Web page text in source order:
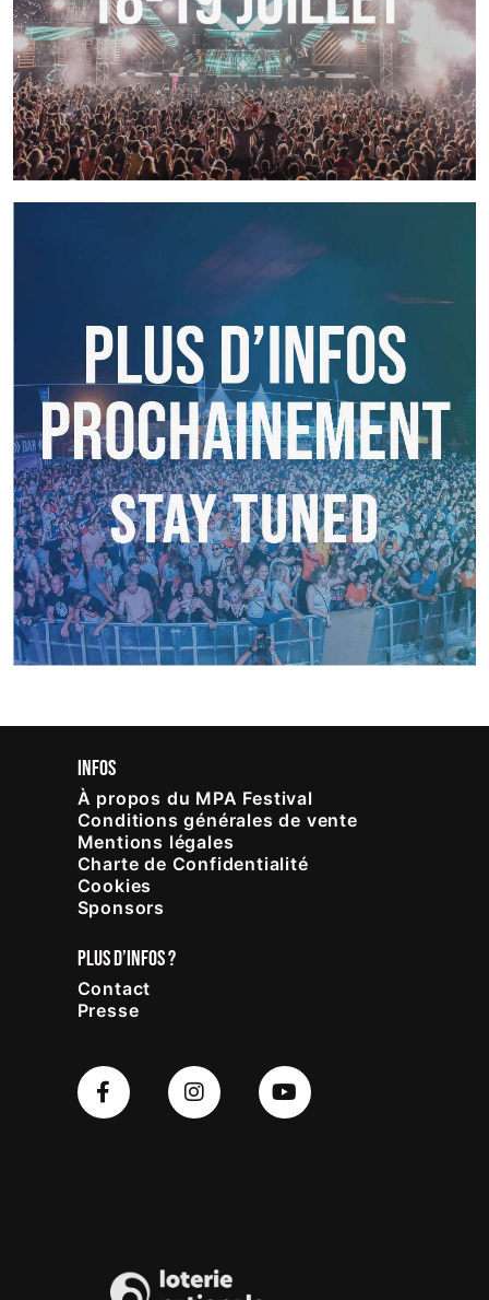
INFOS
À propos du MPA Festival
Conditions générales de vente
Mentions légales
Charte de Confidentialité
Cookies
Sponsors
PLUS D’INFOS ?
Contact
Presse